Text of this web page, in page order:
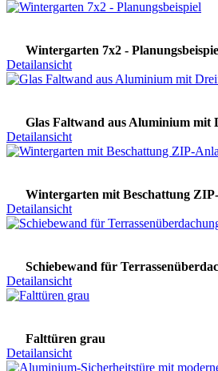
Wintergarten 7x2 -
Detailansicht
Glas Faltwand aus Aluminium mit
Detailansicht
Wintergarten mit Beschattung
Detailansicht
Schiebewand für
Detailansicht
Falttüren grau
Detailansicht